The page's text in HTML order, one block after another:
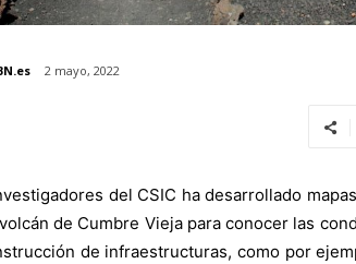
2 mayo, 2022
del CSIC ha desarrollado
de Cumbre Vieja para conocer las
de infraestructuras, como por